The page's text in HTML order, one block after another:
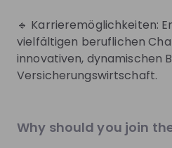
Live streams
Make sure to follow the
updates on
🔹 Karrieremöglichkeiten:
vielfältigen beruflichen
innovativen, dynamischen
Why should you join